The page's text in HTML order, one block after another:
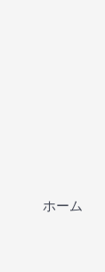
ホーム